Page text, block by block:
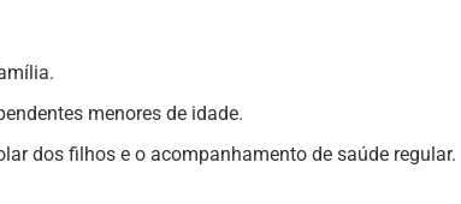
menores de idade.
dos filhos e o acompanhamento de saúde regular.